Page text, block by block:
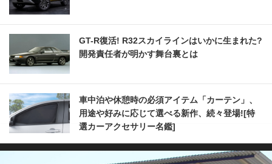
GT-R復活! R32スカイラインはいかに生まれた?
開発責任者が明かす舞台裏とは
車中泊や休憩時の必須アイテム「カーテン」、
用途や好みに応じて選べる新作、続々登場![特
選カーアクセサリー名鑑]